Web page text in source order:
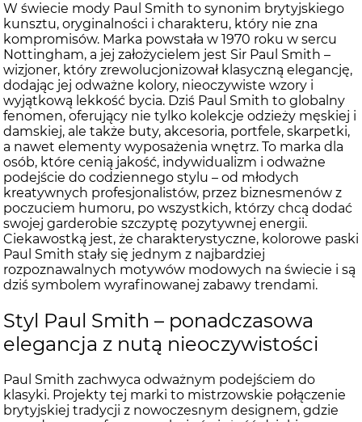
W świecie mody Paul Smith to synonim brytyjskiego
kunsztu, oryginalności i charakteru, który nie zna
kompromisów. Marka powstała w 1970 roku w sercu
Nottingham, a jej założycielem jest Sir Paul Smith –
wizjoner, który zrewolucjonizował klasyczną elegancję,
dodając jej odważne kolory, nieoczywiste wzory i
wyjątkową lekkość bycia. Dziś Paul Smith to globalny
fenomen, oferujący nie tylko kolekcje odzieży męskiej i
damskiej, ale także buty, akcesoria, portfele, skarpetki,
a nawet elementy wyposażenia wnętrz. To marka dla
osób, które cenią jakość, indywidualizm i odważne
podejście do codziennego stylu – od młodych
kreatywnych profesjonalistów, przez biznesmenów z
poczuciem humoru, po wszystkich, którzy chcą dodać
swojej garderobie szczyptę pozytywnej energii.
Ciekawostką jest, że charakterystyczne, kolorowe paski
Paul Smith stały się jednym z najbardziej
rozpoznawalnych motywów modowych na świecie i są
dziś symbolem wyrafinowanej zabawy trendami.
Styl Paul Smith – ponadczasowa
elegancja z nutą nieoczywistości
Paul Smith zachwyca odważnym podejściem do
klasyki. Projekty tej marki to mistrzowskie połączenie
brytyjskiej tradycji z nowoczesnym designem, gdzie